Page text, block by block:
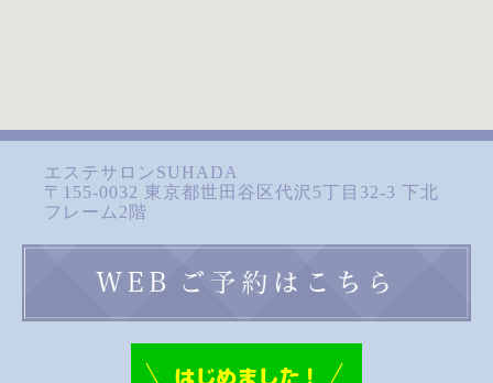
エステサロンSUHADA
〒155-0032 東京都世田谷区代沢5丁目32-3 下北
フレーム2階